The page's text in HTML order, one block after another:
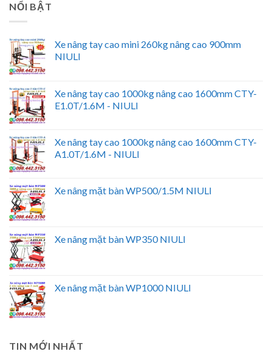
NỔI BẬT
Xe nâng tay cao mini 260kg nâng cao 900mm
NIULI
Xe nâng tay cao 1000kg nâng cao 1600mm CTY-
E1.0T/1.6M - NIULI
Xe nâng tay cao 1000kg nâng cao 1600mm CTY-
A1.0T/1.6M - NIULI
Xe nâng mặt bàn WP500/1.5M NIULI
Xe nâng mặt bàn WP350 NIULI
Xe nâng mặt bàn WP1000 NIULI
TIN MỚI NHẤT